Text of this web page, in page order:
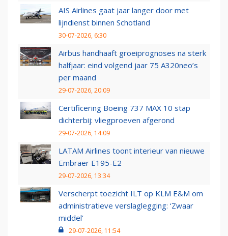
AIS Airlines gaat jaar langer door met
lijndienst binnen Schotland
30-07-2026, 6:30
Airbus handhaaft groeiprognoses na sterk
halfjaar: eind volgend jaar 75 A320neo’s
per maand
29-07-2026, 20:09
Certificering Boeing 737 MAX 10 stap
dichterbij: vliegproeven afgerond
29-07-2026, 14:09
LATAM Airlines toont interieur van nieuwe
Embraer E195-E2
29-07-2026, 13:34
Verscherpt toezicht ILT op KLM E&M om
administratieve verslaglegging: ‘Zwaar
middel’
29-07-2026, 11:54